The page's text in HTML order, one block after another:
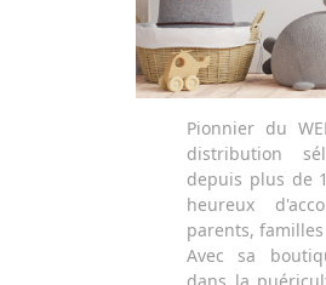
Pionnier du
distribution
depuis plus de
heureux
parents,
Avec sa